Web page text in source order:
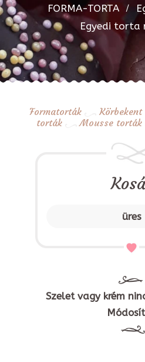
FORMA-TORTA
Egyedi torta
Formatorták
torták
Mousse torták
üres
Szelet vagy krém